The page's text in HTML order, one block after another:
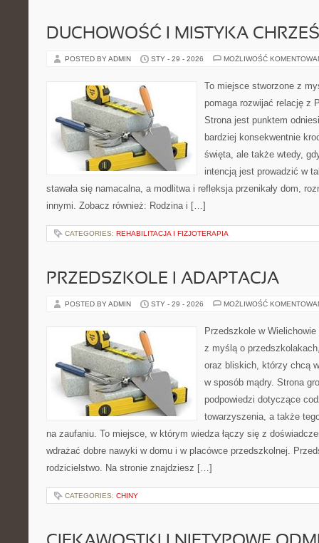
DUCHOWOŚĆ I MISTYKA
POSTED BY ADMIN STY - 29 - 2026 MOŻLIWOŚĆ
To miejsce stworzone z
pomaga rozwijać relację z
Strona jest punktem
bardziej konsekwentnie
święta, ale także wtedy,
intencją jest prowadzić w
stawała się namacalna, a modlitwa i refleksja przenikały dom,
innymi. Zobacz również: Rodzina i […]
CATEGORIES: REHABILITACJA I FIZJOTERAPIA
PRZEDSZKOLE I ADAPTACJA
POSTED BY ADMIN STY - 29 - 2026 MOŻLIWOŚĆ
Przedszkole w
z myślą o
oraz bliskich, którzy chcą
w sposób mądry. Strona
podpowiedzi dotyczące
towarzyszenia, a także
na zaufaniu. To miejsce, w którym wiedza łączy się z
wdrażać dobre nawyki w domu i w placówce przedszkolnej.
rodzicielstwo. Na stronie znajdziesz […]
CATEGORIES: CHINY